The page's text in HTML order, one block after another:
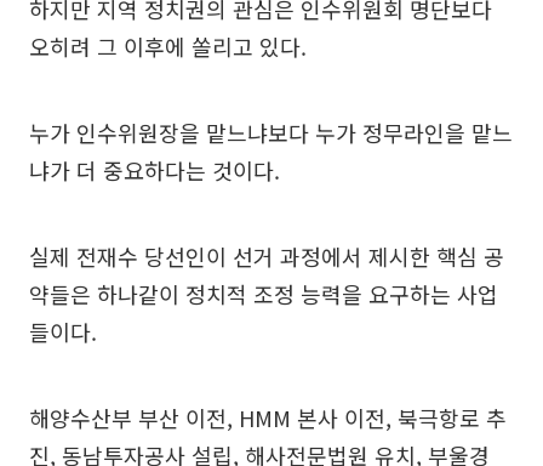
하지만 지역 정치권의 관심은 인수위원회 명단보다
오히려 그 이후에 쏠리고 있다.
누가 인수위원장을 맡느냐보다 누가 정무라인을 맡느
냐가 더 중요하다는 것이다.
실제 전재수 당선인이 선거 과정에서 제시한 핵심 공
약들은 하나같이 정치적 조정 능력을 요구하는 사업
들이다.
해양수산부 부산 이전, HMM 본사 이전, 북극항로 추
진, 동남투자공사 설립, 해사전문법원 유치, 부울경